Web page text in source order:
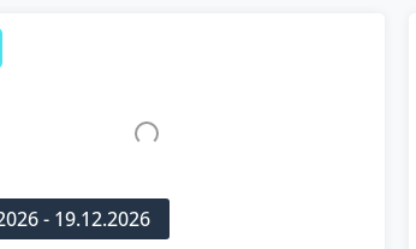
- 17.10.2026